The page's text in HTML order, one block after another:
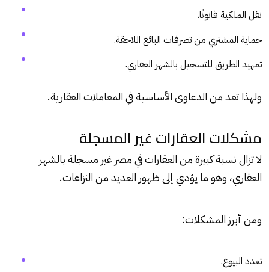
نقل الملكية قانونًا.
حماية المشتري من تصرفات البائع اللاحقة.
تمهيد الطريق للتسجيل بالشهر العقاري.
ولهذا تعد من الدعاوى الأساسية في المعاملات العقارية.
مشكلات العقارات غير المسجلة
لا تزال نسبة كبيرة من العقارات في مصر غير مسجلة بالشهر
العقاري، وهو ما يؤدي إلى ظهور العديد من النزاعات.
ومن أبرز المشكلات:
تعدد البيوع.